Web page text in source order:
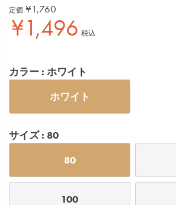
定価 ¥ 1,760
¥1,496 税込
カラー ホワイト
ホワイト
サイズ 80
80
100